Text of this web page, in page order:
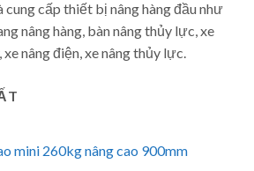
cung cấp thiết bị nâng hàng đầu như
nâng hàng, bàn nâng thủy lực, xe
xe nâng điện, xe nâng thủy lực.
mini 260kg nâng cao 900mm